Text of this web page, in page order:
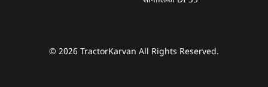
© 2026 TractorKarvan All Rights Reserved.